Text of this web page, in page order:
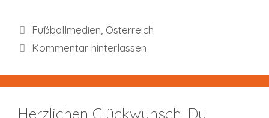
Kategorien
Fußballmedien Österreich
Kommentar hinterlassen
Herzlichen Glückwunsch, Du